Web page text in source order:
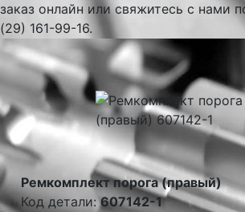
заказ онлайн или свяжитесь с нами
(29) 161-99-16.
Ремкомплект порога (правый)
Код детали:607142-1